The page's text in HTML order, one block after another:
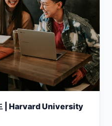
| Harvard University